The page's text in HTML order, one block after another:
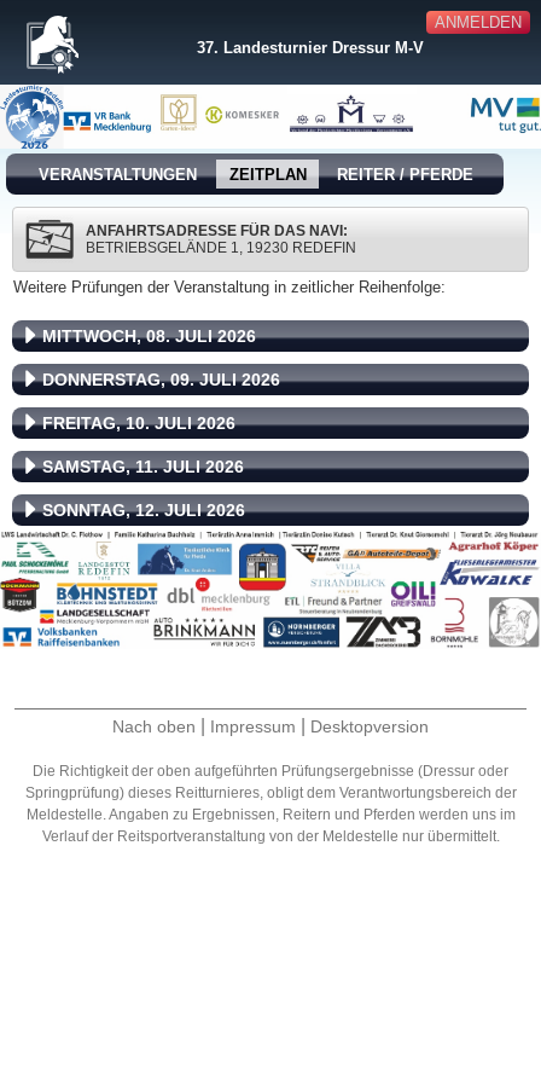
ANMELDEN
37. Landesturnier Dressur M-V
VERANSTALTUNGEN ZEITPLAN REITER / PFERDE
ANFAHRTSADRESSE FÜR DAS NAVI:
BETRIEBSGELÄNDE 1, 19230 REDEFIN
Weitere Prüfungen der Veranstaltung in zeitlicher Reihenfolge:
MITTWOCH, 08. JULI 2026
DONNERSTAG, 09. JULI 2026
FREITAG, 10. JULI 2026
SAMSTAG, 11. JULI 2026
SONNTAG, 12. JULI 2026
Nach oben Impressum Desktopversion
Die Richtigkeit der oben aufgeführten Prüfungsergebnisse (Dressur oder
Springprüfung) dieses Reitturnieres, obligt dem Verantwortungsbereich der
Meldestelle. Angaben zu Ergebnissen, Reitern und Pferden werden uns im
Verlauf der Reitsportveranstaltung von der Meldestelle nur übermittelt.